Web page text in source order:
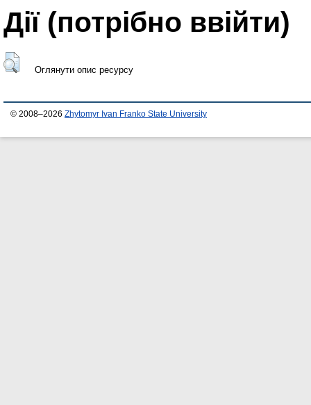
Дії ​​(потрібно ввійти)
Оглянути опис ресурсу
© 2008–2026 Zhytomyr Ivan Franko State University